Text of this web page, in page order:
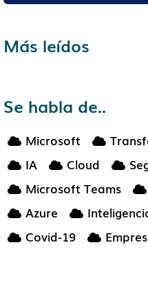
Más leídos
Se habla de..
Microsoft
IA
Cloud
Microsoft Teams
Azure
Covid-19